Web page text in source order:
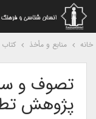
منابع و مأخذ کتاب
تصوف و
پژوهش